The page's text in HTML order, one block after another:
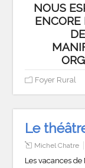
NOUS
Foyer Rural
Le
Michel Chatre
Les vacances